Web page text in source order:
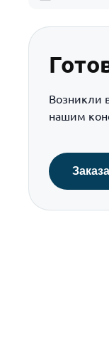
Возникли
нашим